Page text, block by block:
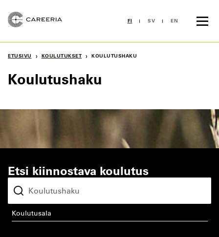
sisältöön
FI SV EN
ETUSIVU › KOULUTUKSET › KOULUTUSHAKU
Koulutushaku
Etsi kiinnostava koulutus
koulutusala